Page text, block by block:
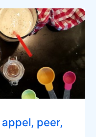
peer,